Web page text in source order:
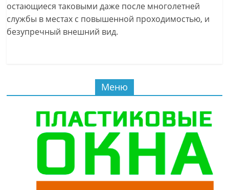
остающиеся таковыми даже после многолетней
службы в местах с повышенной проходимостью, и
безупречный внешний вид.
Меню